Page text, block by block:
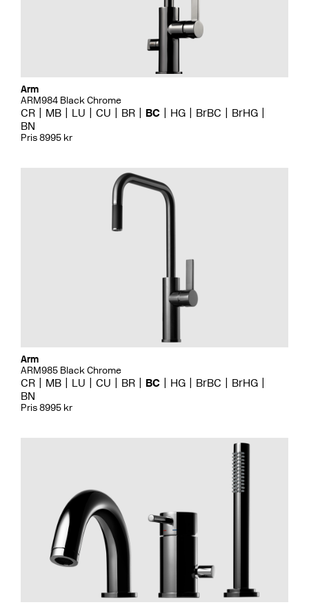
Arm
ARM984 Black Chrome
CR MB LU CU BR BC HG BrBC
BrHG
BN
Pris 8995 kr
Arm
ARM985 Black Chrome
CR MB LU CU BR BC HG BrBC
BrHG
BN
Pris 8995 kr